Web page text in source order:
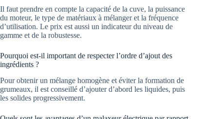
Il faut prendre en compte la capacité de la cuve, la puissance
du moteur, le type de matériaux à mélanger et la fréquence
d’utilisation. Le prix est aussi un indicateur du niveau de
gamme et de la robustesse.
Pourquoi est-il important de respecter l’ordre d’ajout des
ingrédients ?
Pour obtenir un mélange homogène et éviter la formation de
grumeaux, il est conseillé d’ajouter d’abord les liquides, puis
les solides progressivement.